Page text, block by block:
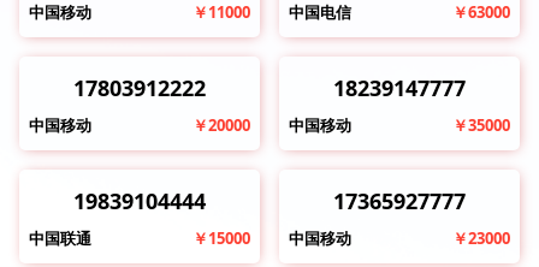
中国移动 ￥11000 中国电信 ￥63000
17803912222
中国移动 ￥20000
18239147777
中国移动 ￥35000
19839104444
中国联通 ￥15000
17365927777
中国移动 ￥23000